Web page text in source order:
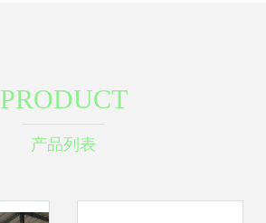
PRODUCT
产品列表